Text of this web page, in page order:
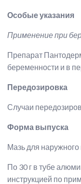
Особые указания
Применение при
Препарат
беременности и в
Передозировка
Случаи
Форма выпуска
Мазь для наружного
По 30 г в тубе
инструкцией по